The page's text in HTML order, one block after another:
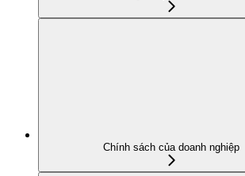
Chính sách của doanh nghiệp